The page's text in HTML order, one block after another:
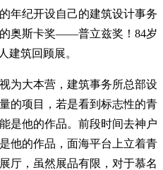
年纪开设自己的建筑设计事务
奥斯卡奖——普立兹奖！84岁
建筑回顾展。
为大本营，建筑事务所总部设
的项目，若是看到标志性的青
是他的作品。前段时间去神户
他的作品，面海平台上立着青
厅，虽然展品有限，对于慕名